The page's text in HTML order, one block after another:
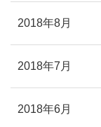
2018年8月
2018年7月
2018年6月